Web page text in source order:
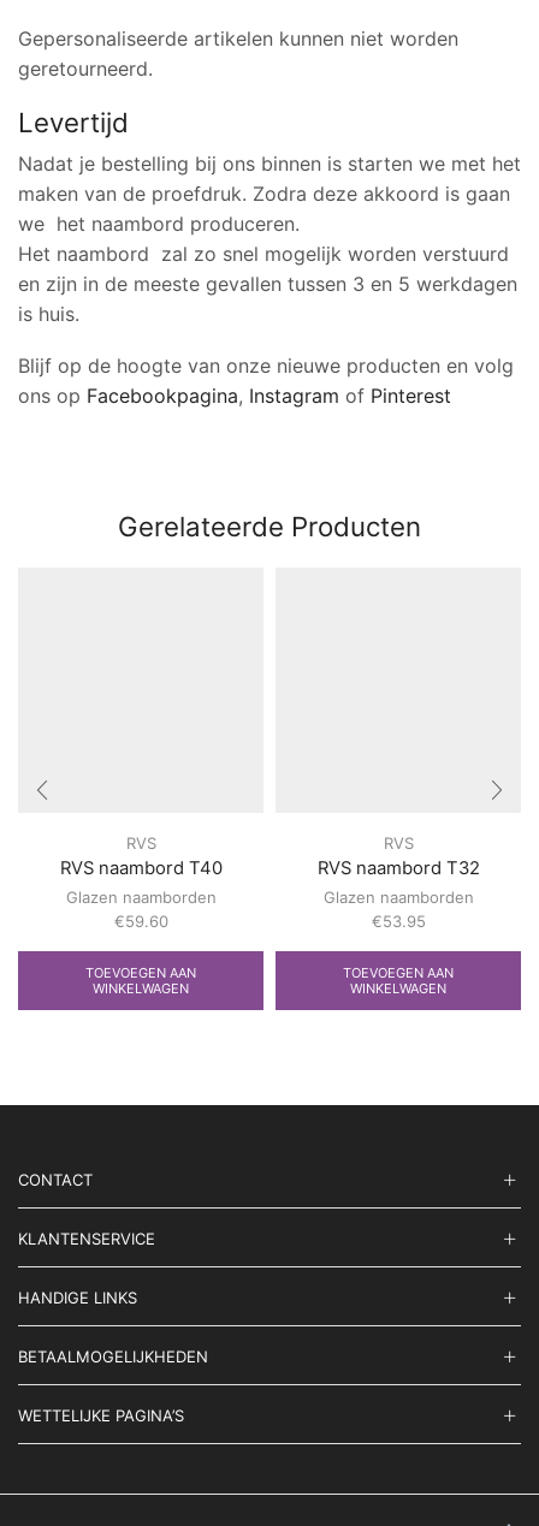
Gepersonaliseerde artikelen kunnen niet worden
geretourneerd.
Levertijd
Nadat je bestelling bij ons binnen is starten we met het
maken van de proefdruk. Zodra deze akkoord is gaan
we het naambord produceren.
Het naambord zal zo snel mogelijk worden verstuurd
en zijn in de meeste gevallen tussen 3 en 5 werkdagen
is huis.
Blijf op de hoogte van onze nieuwe producten en volg
ons op Facebookpagina, Instagram of Pinterest
Gerelateerde Producten
RVS
RVS naambord T40
Glazen naamborden
€59.60
TOEVOEGEN AAN
WINKELWAGEN
RVS
RVS naambord T32
Glazen naamborden
€53.95
TOEVOEGEN AAN
WINKELWAGEN
CONTACT
KLANTENSERVICE
HANDIGE LINKS
BETAALMOGELIJKHEDEN
WETTELIJKE PAGINA’S